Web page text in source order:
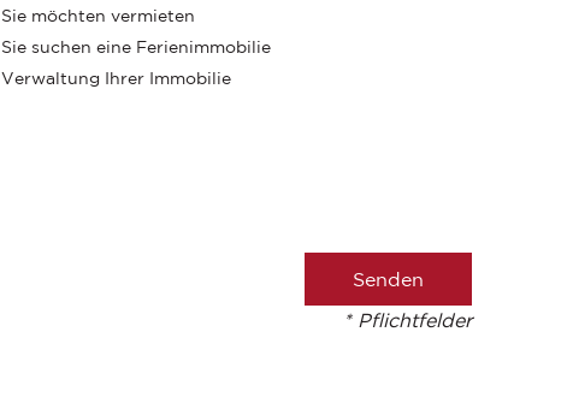
Sie möchten vermieten
Sie suchen eine Ferienimmobilie
Verwaltung Ihrer Immobilie
* Pflichtfelder